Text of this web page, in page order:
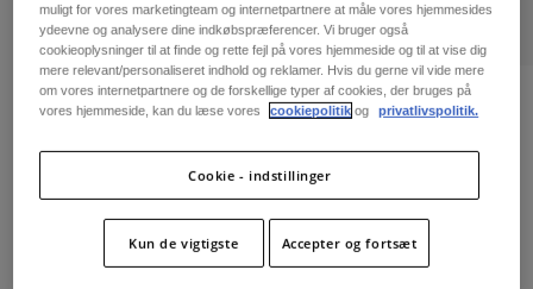
Beskyttelser
Briller
Sokker
Reservedele
Briller
Sokker
Spare parts
Hoodies og sweatre
Jakker
Bukser & Shorts
Helmets
Jerseys
Pants
Boots
Bewertungen
Fox Union Boa® Shoes
Artikelnr.29353-003-37
Price reduced from
1.234,35 kr
muligt for vores marketingteam og internetpartnere at måle vores hjemmesides
ydeevne og analysere dine indkøbspræferencer. Vi bruger også
cookieoplysninger til at finde og rette fejl på vores hjemmeside og til at vise dig
mere relevant/personaliseret indhold og reklamer. Hvis du gerne vil vide mere
om vores internetpartnere og de forskellige typer af cookies, der bruges på
vores hjemmeside, kan du læse vores
cookiepolitik og privatlivspolitik.
Cookie - indstillinger
Kun de vigtigste Accepter og fortsæt